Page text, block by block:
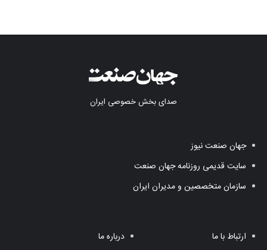
صدای بخش خصوصی ایران
جهان صنعت نیوز
سایت قدیمی روزنامه جهان صنعت
سازمان متخصصین و مدیران ایران
ارتباط با ما درباره ما